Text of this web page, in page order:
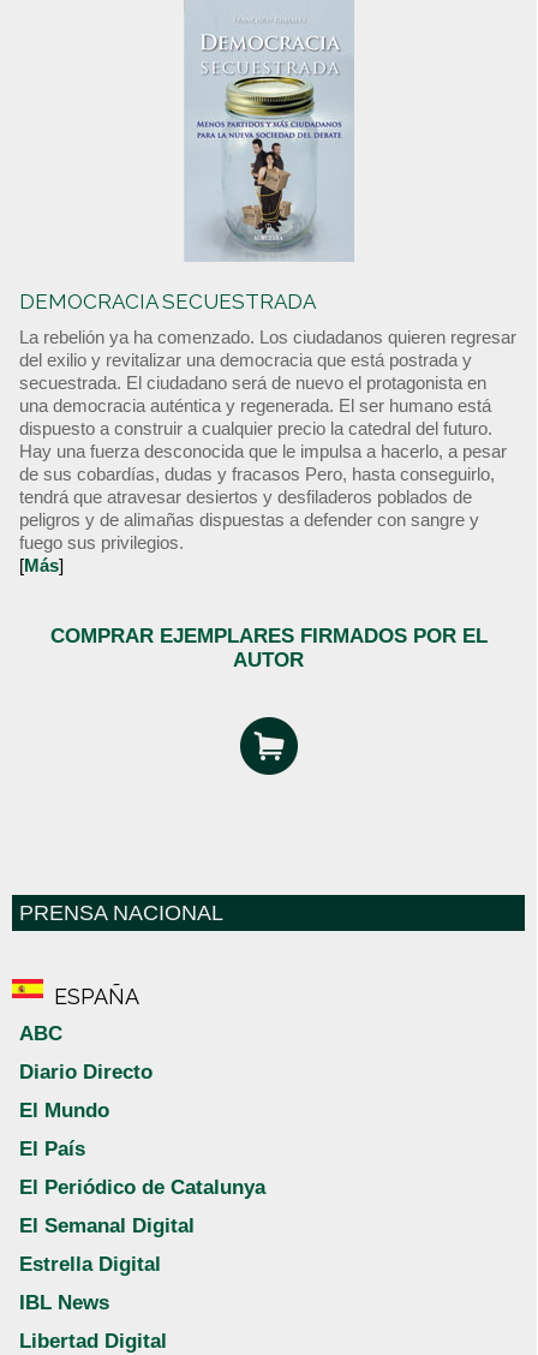
DEMOCRACIA SECUESTRADA
La rebelión ya ha comenzado. Los ciudadanos quieren regresar
del exilio y revitalizar una democracia que está postrada y
secuestrada. El ciudadano será de nuevo el protagonista en
una democracia auténtica y regenerada. El ser humano está
dispuesto a construir a cualquier precio la catedral del futuro.
Hay una fuerza desconocida que le impulsa a hacerlo, a pesar
de sus cobardías, dudas y fracasos Pero, hasta conseguirlo,
tendrá que atravesar desiertos y desfiladeros poblados de
peligros y de alimañas dispuestas a defender con sangre y
fuego sus privilegios.
[Más]
COMPRAR EJEMPLARES FIRMADOS POR EL
AUTOR
PRENSA NACIONAL
ESPAÑA
ABC
Diario Directo
El Mundo
El País
El Periódico de Catalunya
El Semanal Digital
Estrella Digital
IBL News
Libertad Digital